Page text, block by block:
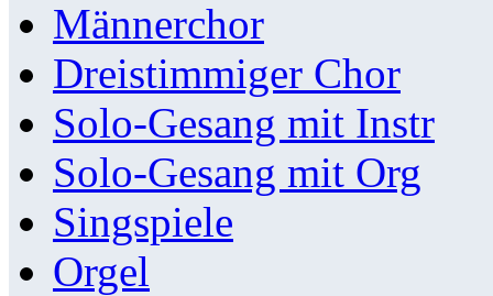
Männerchor
Dreistimmiger Chor
Solo-Gesang mit Instr
Solo-Gesang mit Org
Singspiele
Orgel